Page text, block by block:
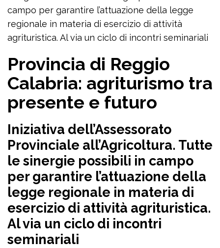
campo per garantire l’attuazione della legge
regionale in materia di esercizio di attività
agrituristica. Al via un ciclo di incontri seminariali
Provincia di Reggio
Calabria: agriturismo tra
presente e futuro
Iniziativa dell’Assessorato
Provinciale all’Agricoltura. Tutte
le sinergie possibili in campo
per garantire l’attuazione della
legge regionale in materia di
esercizio di attività agrituristica.
Al via un ciclo di incontri
seminariali